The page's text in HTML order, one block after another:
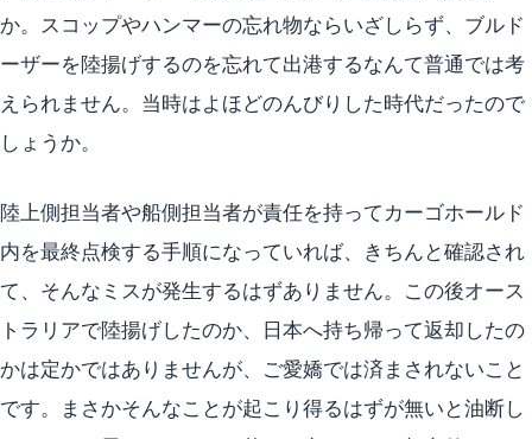
か。スコップやハンマーの忘れ物ならいざしらず、ブルド
ーザーを陸揚げするのを忘れて出港するなんて普通では考
えられません。当時はよほどのんびりした時代だったので
しょうか。
陸上側担当者や船側担当者が責任を持ってカーゴホールド
内を最終点検する手順になっていれば、きちんと確認され
て、そんなミスが発生するはずありません。この後オース
トラリアで陸揚げしたのか、日本へ持ち帰って返却したの
かは定かではありませんが、ご愛嬌では済まされないこと
です。まさかそんなことが起こり得るはずが無いと油断し